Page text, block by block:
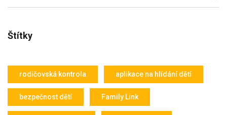
Štítky
rodičovská kontrola aplikace na hlídání dětí
bezpečnost dětí Family Link